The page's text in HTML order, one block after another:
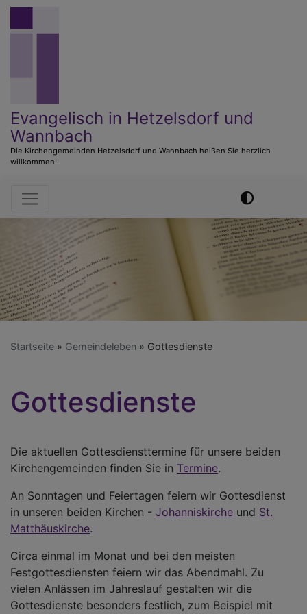
Direkt
Evangelisch in Hetzelsdorf und
Wannbach
Die Kirchengemeinden Hetzelsdorf und Wannbach heißen Sie herzlich
willkommen!
Hauptnavigation
Startseite Gemeindeleben Gottesdienste
Gottesdienste
Die aktuellen Gottesdiensttermine für unsere beiden
Kirchengemeinden finden Sie in Termine.
An Sonntagen und Feiertagen feiern wir Gottesdienst
in unseren beiden Kirchen - Johanniskirche und St.
Matthäuskirche.
Circa einmal im Monat und bei den meisten
Festgottesdiensten feiern wir das Abendmahl. Zu
vielen Anlässen im Jahreslauf gestalten wir die
Gottesdienste besonders festlich, zum Beispiel mit